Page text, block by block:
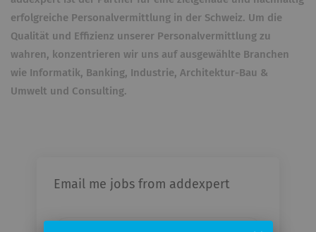
erfolgreiche Personalvermittlung in der Schweiz. Um die
Qualität und Effizienz unserer Personalvermittlung zu
wahren, konzentrieren wir uns auf ausgewählte Branchen
wie Informatik, Banking, Industrie, Architektur-Bau &
Umwelt und Consulting.
Email me jobs from addexpert
Your